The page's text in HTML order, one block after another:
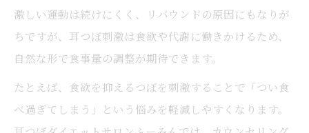
激しい運動は続けにくく、リバウンドの原因にもなりが
ちですが、耳つぼ刺激は食欲や代謝に働きかけるため、
自然な形で食事量の調整が期待できます。
たとえば、食欲を抑えるつぼを刺激することで「つい食
べ過ぎてしまう」という悩みを軽減しやすくなります。